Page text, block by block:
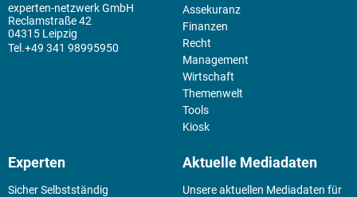
experten-netzwerk GmbH
Reclamstraße 42
04315 Leipzig
+49 341 98995950
Assekuranz
Finanzen
Recht
Management
Wirtschaft
Themenwelt
Tools
Kiosk
Experten
Sicher Selbstständig
Aktuelle Mediadaten
Unsere aktuellen Mediadaten für